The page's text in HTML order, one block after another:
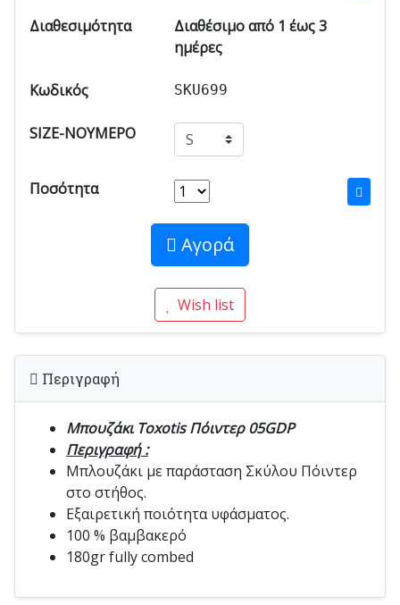
Διαθεσιμότητα
Διαθέσιμο από 1 έως 3
ημέρες
Κωδικός SKU699
SIZE-ΝΟΥΜΕΡΟ
Ποσότητα
Αγορά
Wish list
Περιγραφή
Μπουζάκι Toxotis Πόιντερ 05GDP
Περιγραφή :
Μπλουζάκι με παράσταση Σκύλου Πόιντερ
στο στήθος.
Εξαιρετική ποιότητα υφάσματος.
100 % βαμβακερό
180gr fully combed